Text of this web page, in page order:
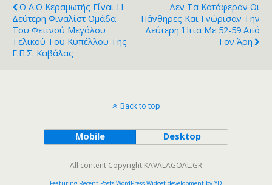
Ο Α.Ο Κεραμωτής Είναι Η
Δεύτερη Φιναλίστ Ομάδα
Του Φετινού Μεγάλου
Τελικού Του Κυπέλλου Της
Ε.Π.Σ. Καβάλας
Δεν Τα Κατάφεραν Οι
Πάνθηρες Και Γνώρισαν Την
Δεύτερη Ήττα Με 52-59 Από
Τον Άρη
Back to top
Mobile Desktop
All content Copyright KAVALAGOAL.GR
Featuring Recent Posts WordPress Widget development by YD